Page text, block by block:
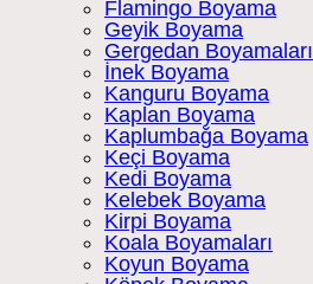
Flamingo Boyama
Geyik Boyama
Gergedan Boyamaları
İnek Boyama
Kanguru Boyama
Kaplan Boyama
Kaplumbağa Boyama
Keçi Boyama
Kedi Boyama
Kelebek Boyama
Kirpi Boyama
Koala Boyamaları
Koyun Boyama